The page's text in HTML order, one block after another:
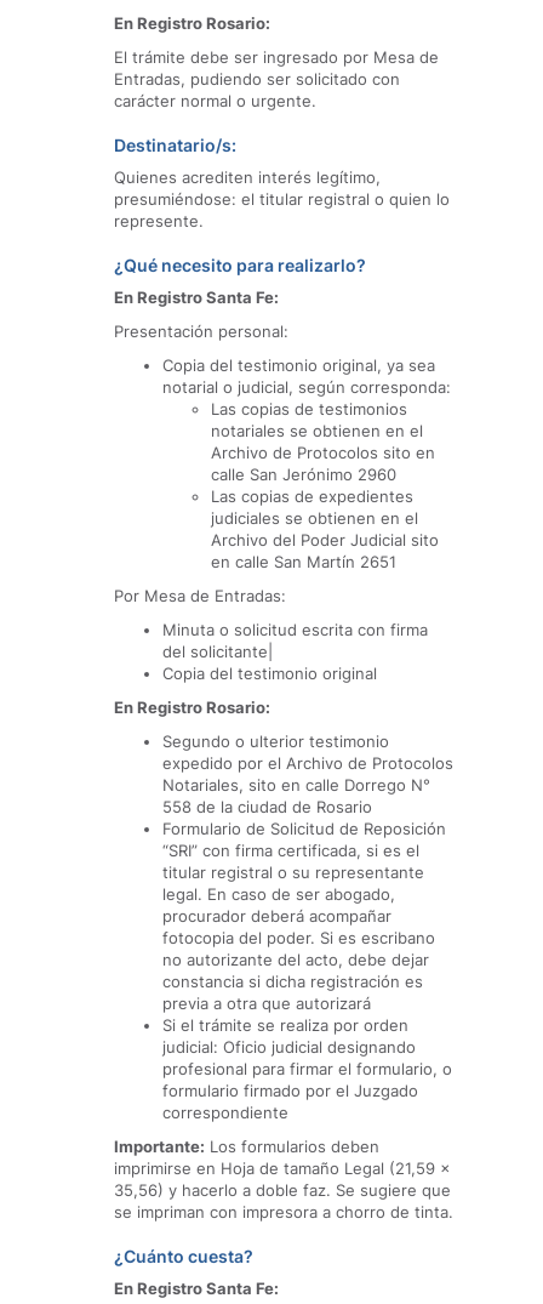
En Registro Rosario:
El trámite debe ser ingresado por Mesa de
Entradas, pudiendo ser solicitado con
carácter normal o urgente.
Destinatario/s:
Quienes acrediten interés legítimo,
presumiéndose: el titular registral o quien lo
represente.
¿Qué necesito para realizarlo?
En Registro Santa Fe:
Presentación personal:
Copia del testimonio original, ya sea
notarial o judicial, según corresponda:
Las copias de testimonios
notariales se obtienen en el
Archivo de Protocolos sito en
calle San Jerónimo 2960
Las copias de expedientes
judiciales se obtienen en el
Archivo del Poder Judicial sito
en calle San Martí­n 2651
Por Mesa de Entradas:
Minuta o solicitud escrita con firma
del solicitante|
Copia del testimonio original
En Registro Rosario:
Segundo o ulterior testimonio
expedido por el Archivo de Protocolos
Notariales, sito en calle Dorrego N°
558 de la ciudad de Rosario
Formulario de Solicitud de Reposición
“SRI” con firma certificada, si es el
titular registral o su representante
legal. En caso de ser abogado,
procurador deberá acompañar
fotocopia del poder. Si es escribano
no autorizante del acto, debe dejar
constancia si dicha registración es
previa a otra que autorizará
Si el trámite se realiza por orden
judicial: Oficio judicial designando
profesional para firmar el formulario, o
formulario firmado por el Juzgado
correspondiente
Importante: Los formularios deben
imprimirse en Hoja de tamaño Legal (21,59 x
35,56) y hacerlo a doble faz. Se sugiere que
se impriman con impresora a chorro de tinta.
¿Cuánto cuesta?
En Registro Santa Fe: